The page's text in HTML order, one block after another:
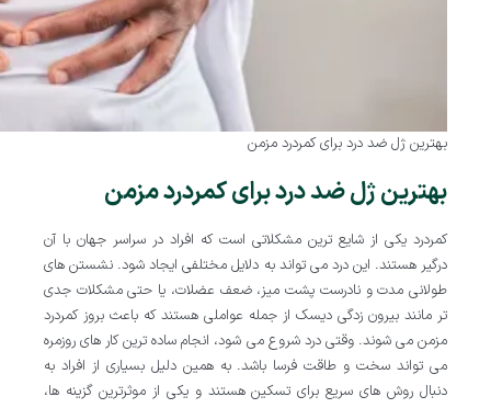
بهترین ژل ضد درد برای کمردرد مزمن
بهترین ژل ضد درد برای کمردرد مزمن
کمردرد یکی از شایع ترین مشکلاتی است که افراد در سراسر جهان با آن
درگیر هستند. این درد می تواند به دلایل مختلفی ایجاد شود. نشستن های
طولانی مدت و نادرست پشت میز، ضعف عضلات، یا حتی مشکلات جدی
تر مانند بیرون زدگی دیسک از جمله عواملی هستند که باعث بروز کمردرد
مزمن می شوند. وقتی درد شروع می شود، انجام ساده ترین کار های روزمره
می تواند سخت و طاقت فرسا باشد. به همین دلیل بسیاری از افراد به
دنبال روش های سریع برای تسکین هستند و یکی از موثرترین گزینه ها،